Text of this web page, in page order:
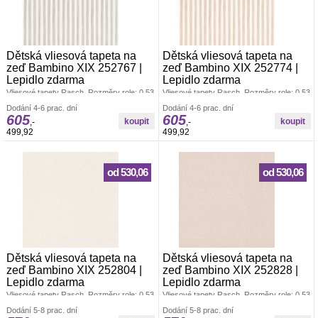
Dětská vliesová tapeta na
zeď Bambino XIX 252767 |
Lepidlo zdarma
Vliesové tapety Rasch. Rozměry role: 0,53
Lepidlem se natírá pouze zeď. Vliesové
tapety na zeď se vyznačují dobrou
prodyšností, mechanickou odolností a
schopností zakrytí jemných prasklin.
Dodání 4-6 prac. dní
605,-
499,92
Dětská vliesová tapeta na
zeď Bambino XIX 252774 |
Lepidlo zdarma
Vliesové tapety Rasch. Rozměry role: 0,53
Lepidlem se natírá pouze zeď. Vliesové
tapety na zeď se vyznačují dobrou
prodyšností, mechanickou odolností a
schopností zakrytí jemných prasklin.
Dodání 4-6 prac. dní
605,-
499,92
Dětská vliesová tapeta na
zeď Bambino XIX 252804 |
Lepidlo zdarma
Vliesové tapety Rasch. Rozměry role: 0,53
Lepidlem se natírá pouze zeď. Vliesové
od 530,06
Dodání 5-8 prac. dní
Dětská vliesová tapeta na
zeď Bambino XIX 252828 |
Lepidlo zdarma
Vliesové tapety Rasch. Rozměry role: 0,53
Lepidlem se natírá pouze zeď. Vliesové
od 530,06
Dodání 5-8 prac. dní